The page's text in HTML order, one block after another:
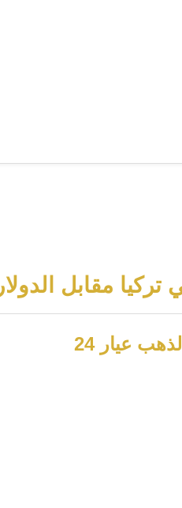
مقابل الدولار
عيار 24